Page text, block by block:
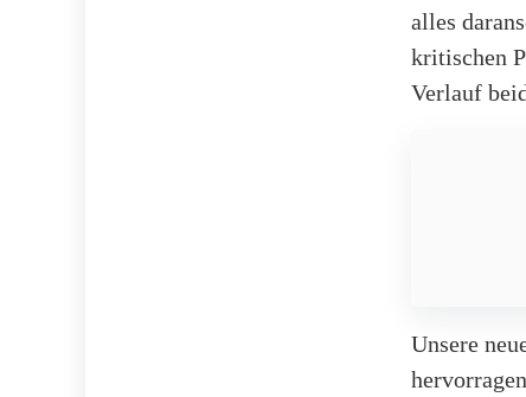
alles
kritischen
Verlauf
Unsere